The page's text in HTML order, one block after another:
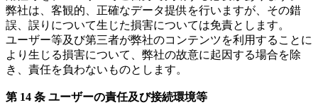
弊社は、客観的、正確なデータ提供を行いますが、その錯
誤、誤りについて生じた損害については免責とします。
ユーザー等及び第三者が弊社のコンテンツを利用することに
より生じる損害について、弊社の故意に起因する場合を除
き、責任を負わないものとします。
第 14 条 ユーザーの責任及び接続環境等